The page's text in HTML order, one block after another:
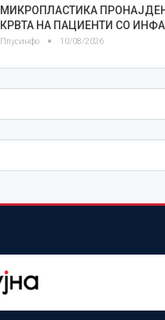
МИКРОПЛАСТИКА
КРВТА НА ПАЦИЕНТИ СО
Плусинфо 10/08/2026